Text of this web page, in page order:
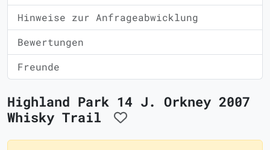
Hinweise zur Anfrageabwicklung
Bewertungen
Freunde
Highland Park 14 J. Orkney 2007
Whisky Trail